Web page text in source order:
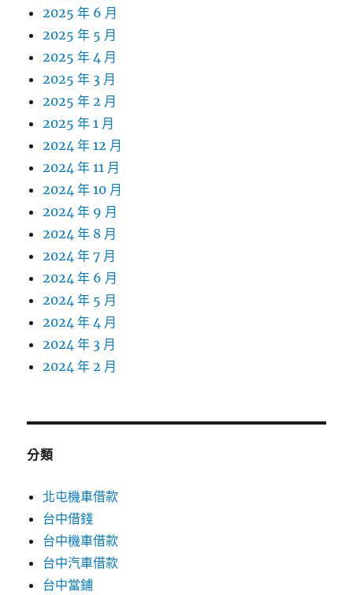
2025 年 6 月
2025 年 5 月
2025 年 4 月
2025 年 3 月
2025 年 2 月
2025 年 1 月
2024 年 12 月
2024 年 11 月
2024 年 10 月
2024 年 9 月
2024 年 8 月
2024 年 7 月
2024 年 6 月
2024 年 5 月
2024 年 4 月
2024 年 3 月
2024 年 2 月
分類
北屯機車借款
台中借錢
台中機車借款
台中汽車借款
台中當鋪